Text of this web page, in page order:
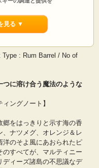
氏は、20年以上に渡りウイスキ
スキー愛好家です。シングルモ
を深め、数々のウイスキーフェ
インディペンデントボトラーの
キー選定も担ってきました。
に興味を持ったのは、所属して
ング手配した時でした。これを
のラベルでボトリングして、販
ラムフール・リミテッド』を設
見る ▼
: Rum Barrel / No of
つに溶け合う魔法のような
ングノート】
郷をはっきりと示す海の香
、ナツメグ、オレンジ＆レ
洋のそよ風にあおられたピ
すべてが、マルティニー
ディーズ諸島の不思議なデ